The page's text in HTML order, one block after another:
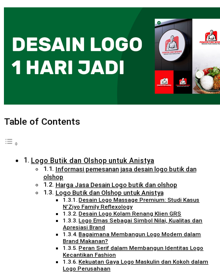
Table of Contents
Logo Butik dan Olshop untuk Anistya
Informasi pemesanan jasa desain logo butik dan
olshop
Harga Jasa Desain Logo butik dan olshop
Logo Butik dan Olshop untuk Anistya
Desain Logo Massage Premium: Studi Kasus
N’Ziyo Family Reflexology
Desain Logo Kolam Renang Klien GRS
Logo Emas Sebagai Simbol Nilai, Kualitas dan
Apresiasi Brand
Bagaimana Membangun Logo Modern dalam
Brand Makanan?
Peran Serif dalam Membangun Identitas Logo
Kecantikan Fashion
Kekuatan Gaya Logo Maskulin dan Kokoh dalam
Logo Perusahaan